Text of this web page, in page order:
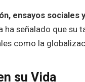
ensayos
señalado que su
como la
su Vida